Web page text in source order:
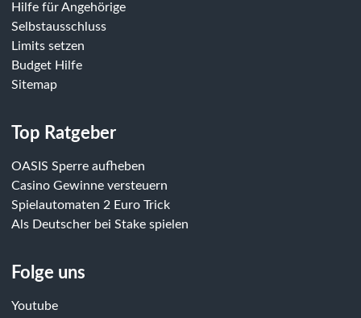
Hilfe für Angehörige
Selbstausschluss
Limits setzen
Budget Hilfe
Sitemap
Top Ratgeber
OASIS Sperre aufheben
Casino Gewinne versteuern
Spielautomaten 2 Euro Trick
Als Deutscher bei Stake spielen
Folge uns
Youtube